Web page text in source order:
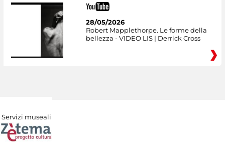
28/05/2026
Robert Mapplethorpe. Le forme della
bellezza - VIDEO LIS | Derrick Cross
Servizi museali